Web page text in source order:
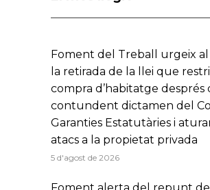
Foment del Treball urgeix
la retirada de la llei que
compra d’habitatge després
contundent dictamen del
Garanties Estatutàries i
atacs a la propietat privada
5 d'agost de 2026